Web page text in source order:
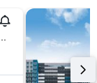
봉평면 태기로 228-33